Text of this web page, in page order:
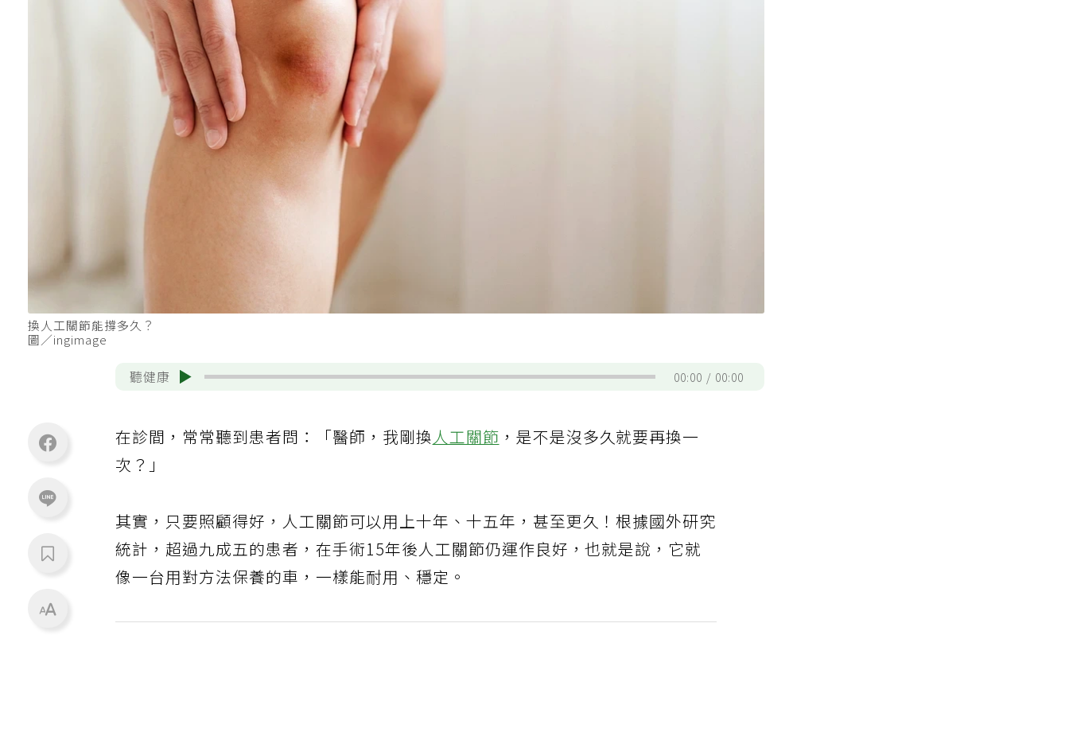
換人工關節能撐多久？
圖／ingimage
聽健康 00:00 00:00
在診間，常常聽到患者問：「醫師，我剛換人工關節 ，是不是沒多久就要再換一
次？」
其實，只要照顧得好，人工關節可以用上十年、十五年，甚至更久！根據國外研究
統計，超過九成五的患者，在手術15年後人工關節仍運作良好，也就是說，它就
像一台用對方法保養的車，一樣能耐用、穩定。